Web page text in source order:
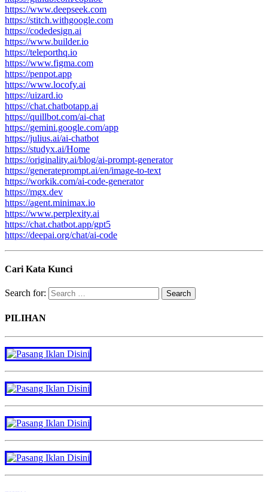
https://www.deepseek.com
https://stitch.withgoogle.com
https://codedesign.ai
https://www.builder.io
https://teleporthq.io
https://www.figma.com
https://penpot.app
https://www.locofy.ai
https://uizard.io
https://chat.chatbotapp.ai
https://quillbot.com/ai-chat
https://gemini.google.com/app
https://julius.ai/ai-chatbot
https://studyx.ai/Home
https://originality.ai/blog/ai-prompt-generator
https://generateprompt.ai/en/image-to-text
https://workik.com/ai-code-generator
https://mgx.dev
https://agent.minimax.io
https://www.perplexity.ai
https://chat.chatbot.app/gpt5
https://deepai.org/chat/ai-code
Cari Kata Kunci
Search for:
PILIHAN